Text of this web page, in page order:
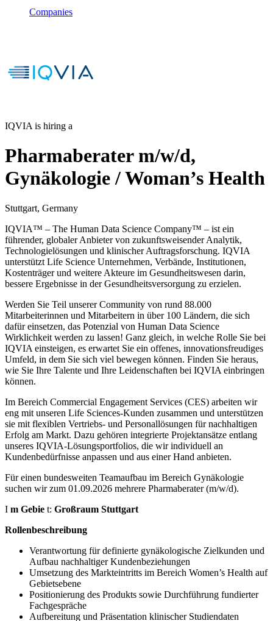
Companies
IQVIA is hiring a
Pharmaberater m/w/d,
Gynäkologie / Woman’s Health
Stuttgart, Germany
IQVIA™ – The Human Data Science Company™ – ist ein
führender, globaler Anbieter von zukunftsweisender Analytik,
Technologielösungen und klinischer Auftragsforschung. IQVIA
unterstützt Life Science Unternehmen, Verbände, Institutionen,
Kostenträger und weitere Akteure im Gesundheitswesen darin,
bessere Ergebnisse in der Gesundheitsversorgung zu erzielen.
Werden Sie Teil unserer Community von rund 88.000
Mitarbeiterinnen und Mitarbeitern in über 100 Ländern, die sich
dafür einsetzen, das Potenzial von Human Data Science
Wirklichkeit werden zu lassen! Ganz gleich, in welche Rolle Sie bei
IQVIA einsteigen, es erwartet Sie ein offenes, innovationsfreudiges
Umfeld, in dem Sie sich viel bewegen können. Finden Sie heraus,
wie Sie Ihre Talente und Ihre Leidenschaften bei IQVIA einbringen
können.
Im Bereich Commercial Engagement Services (CES) arbeiten wir
eng mit unseren Life Sciences-Kunden zusammen und unterstützen
sie mit flexiblen Vertriebs- und Personallösungen für nachhaltigen
Erfolg am Markt. Dazu gehören integrierte Projektansätze entlang
unseres IQVIA-Lösungsportfolios, die wir individuell an
Kundenbedürfnisse anpassen und aus einer Hand anbieten.
Für einen bundesweiten Teamaufbau im Bereich Gynäkologie
suchen wir zum 01.09.2026 mehrere Pharmaberater (m/w/d).
I m Gebie t: Großraum Stuttgart
Rollenbeschreibung
Verantwortung für definierte gynäkologische Zielkunden und
Aufbau nachhaltiger Kundenbeziehungen
Umsetzung des Markteintritts im Bereich Women’s Health auf
Gebietsebene
Positionierung des Produkts sowie Durchführung fundierter
Fachgespräche
Aufbereitung und Präsentation klinischer Studiendaten